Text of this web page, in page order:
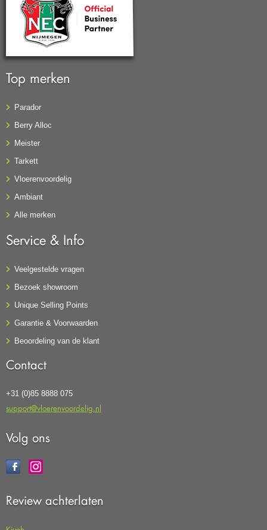
Top merken
Parador
Berry Alloc
Meister
Tarkett
Vloerenvoordelig
Ambiant
Alle merken
Service & Info
Veelgestelde vragen
Bezoek showroom
Unique Selling Points
Garantie & Voorwaarden
Beoordeling van de klant
Contact
+31 (0)85 8888 075
support@vloerenvoordelig.nl
Volg ons
Review achterlaten